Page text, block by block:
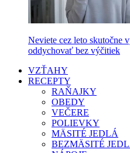
Neviete cez leto skutočne
oddychovať bez výčitiek
VZŤAHY
RECEPTY
RAŇAJKY
OBEDY
VEČERE
POLIEVKY
MÄSITÉ JEDLÁ
BEZMÄSITÉ